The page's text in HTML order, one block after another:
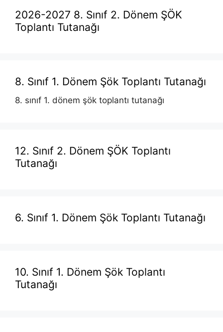
2026-2027 8. Sınıf 2. Dönem ŞÖK
Toplantı Tutanağı
8. Sınıf 1. Dönem Şök Toplantı Tutanağı
8. sınıf 1. dönem şök toplantı tutanağı
12. Sınıf 2. Dönem ŞÖK Toplantı
Tutanağı
6. Sınıf 1. Dönem Şök Toplantı Tutanağı
10. Sınıf 1. Dönem Şök Toplantı
Tutanağı